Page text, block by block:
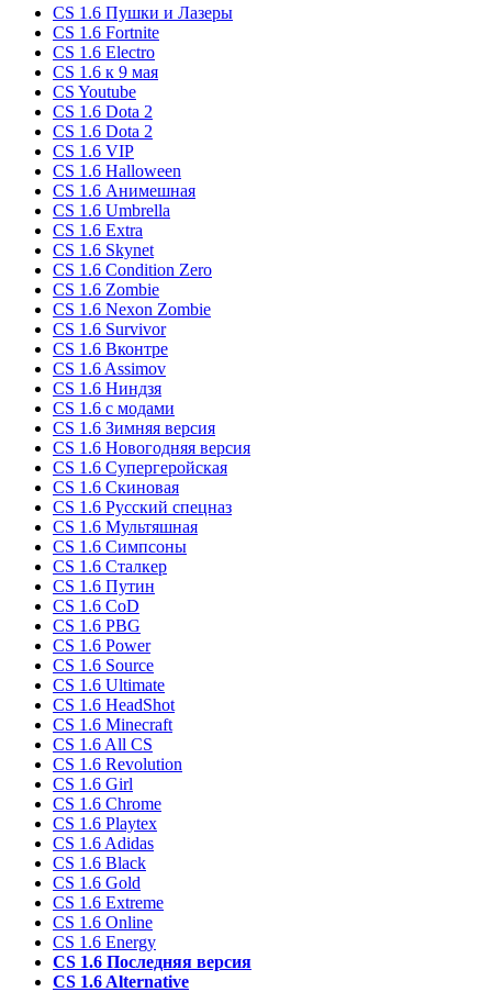
CS 1.6 Пушки и Лазеры
CS 1.6 Fortnite
CS 1.6 Electro
CS 1.6 к 9 мая
CS Youtube
CS 1.6 Dota 2
CS 1.6 Dota 2
CS 1.6 VIP
CS 1.6 Halloween
CS 1.6 Анимешная
CS 1.6 Umbrella
CS 1.6 Extra
CS 1.6 Skynet
CS 1.6 Condition Zero
CS 1.6 Zombie
CS 1.6 Nexon Zombie
CS 1.6 Survivor
CS 1.6 Вконтре
CS 1.6 Assimov
CS 1.6 Ниндзя
CS 1.6 с модами
CS 1.6 Зимняя версия
CS 1.6 Новогодняя версия
CS 1.6 Супергеройская
CS 1.6 Скиновая
CS 1.6 Русский спецназ
CS 1.6 Мультяшная
CS 1.6 Симпсоны
CS 1.6 Сталкер
CS 1.6 Путин
CS 1.6 CoD
CS 1.6 PBG
CS 1.6 Power
CS 1.6 Source
CS 1.6 Ultimate
CS 1.6 HeadShot
CS 1.6 Minecraft
CS 1.6 All CS
CS 1.6 Revolution
CS 1.6 Girl
CS 1.6 Chrome
CS 1.6 Playtex
CS 1.6 Adidas
CS 1.6 Black
CS 1.6 Gold
CS 1.6 Extreme
CS 1.6 Online
CS 1.6 Energy
CS 1.6 Последняя версия
CS 1.6 Alternative